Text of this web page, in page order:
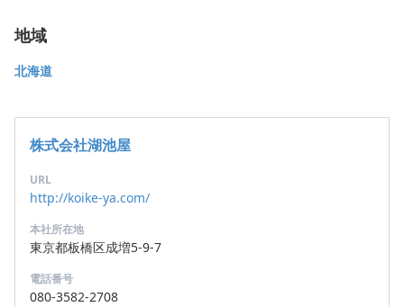
地域
北海道
株式会社湖池屋
URL
http://koike-ya.com/
本社所在地
東京都板橋区成増5-9-7
電話番号
080-3582-2708